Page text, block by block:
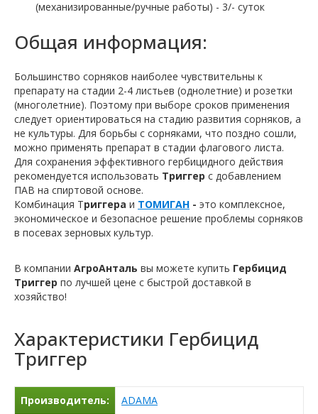
(механизированные/ручные работы) - 3/- суток
Общая информация:
Большинство сорняков наиболее чувствительны к
препарату на стадии 2-4 листьев (однолетние) и розетки
(многолетние). Поэтому при выборе сроков применения
следует ориентироваться на стадию развития сорняков, а
не культуры. Для борьбы с сорняками, что поздно сошли,
можно применять препарат в стадии флагового листа.
Для сохранения эффективного гербицидного действия
рекомендуется использовать Триггер с добавлением
ПАВ на спиртовой основе.
Комбинация Триггера и ТОМИГАН - это комплексное,
экономическое и безопасное решение проблемы сорняков
в посевах зерновых культур.
В компании АгроАнталь вы можете купить Гербицид
Триггер по лучшей цене с быстрой доставкой в
хозяйство!
Характеристики Гербицид
Триггер
Производитель: ADAMA